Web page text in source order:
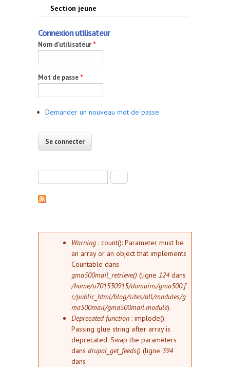
Section jeune
Connexion utilisateur
Nom d'utilisateur *
Mot de passe *
Demander un nouveau mot de passe
Formulaire de rechercheRechercher
Message d'erreur
Warning : count(): Parameter must be
an array or an object that implements
Countable dans
gma500mail_retrieve() (ligne 124dans
/home/u701530915/domains/gma500.f
r/public_html/blog/sites/all/modules/g
ma500mail/gma500mail.module).
Deprecated function : implode():
Passing glue string after array is
deprecated. Swap the parameters
dans drupal_get_feeds() (ligne 394
dans